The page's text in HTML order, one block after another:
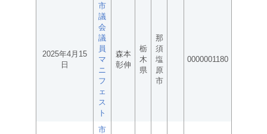
2025年4月15
日
市
議
会
議
員
マ
ニ
フ
ェ
ス
ト
森本
彰伸
栃
木
県
那
須
塩
原
市
0000001180
市